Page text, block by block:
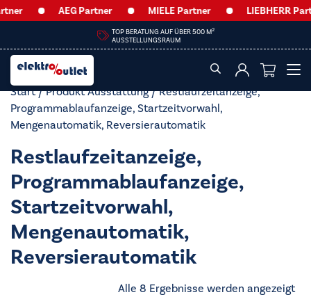
AEG Partner MIELE Partner LIEBHERR Partner
TOP BERATUNG AUF ÜBER 500 M2
Start/ Produkt Ausstattung / Restlaufzeitanzeige,
Programmablaufanzeige, Startzeitvorwahl,
Mengenautomatik, Reversierautomatik
Restlaufzeitanzeige,
Programmablaufanzeige,
Startzeitvorwahl,
Mengenautomatik,
Reversierautomatik
Alle 8 Ergebnisse werden angezeigt